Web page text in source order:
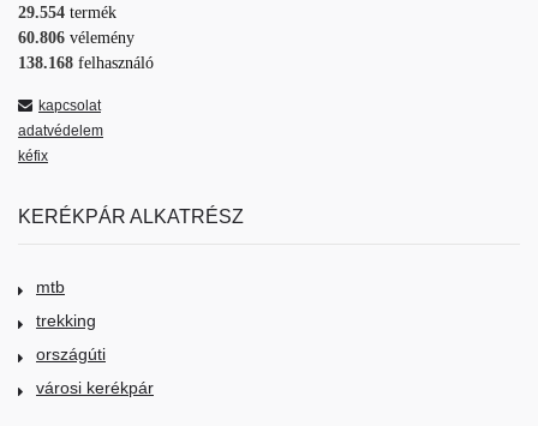
29.554 termék
60.806 vélemény
138.168 felhasználó
kapcsolat
adatvédelem
kéfix
KERÉKPÁR ALKATRÉSZ
mtb
trekking
országúti
városi kerékpár